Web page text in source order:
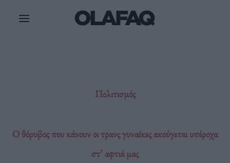
Πολιτισμός
Ο θόρυβος που κάνουν οι τρανς γυναίκες ακούγεται υπέροχα
στ’ αφτιά μας